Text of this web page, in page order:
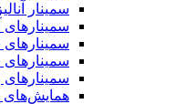
سمینار
سمینارهای
سمینار‌های
سمینار‌های
همایش‌های